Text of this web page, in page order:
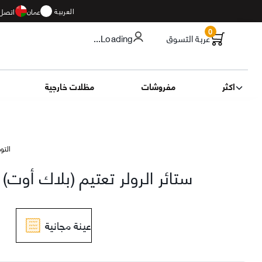
عمان العربية
...Loading عربة التسوق0
مظلات خارجية مفروشات اكثر
ستائر الرولر تعتيم (بلاك
عينة مجانية